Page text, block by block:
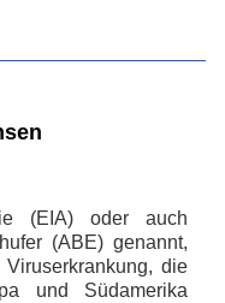
(EIA) oder auch
(ABE) genannt,
die
und Südamerika